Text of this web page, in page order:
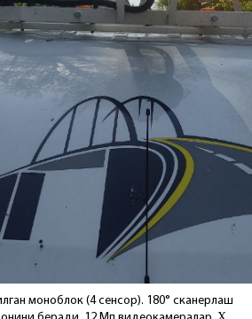
моноблок (4 сенсор). 180° сканерлаш